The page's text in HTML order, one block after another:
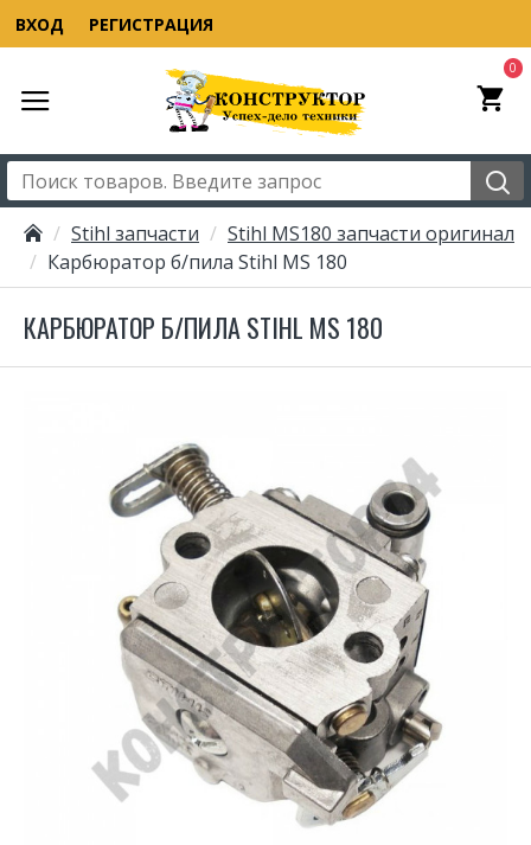
ВХОД РЕГИСТРАЦИЯ
0
Stihl запчасти
Stihl MS180 запчасти оригинал
Карбюратор б/пила Stihl MS 180
КАРБЮРАТОР Б/ПИЛА STIHL MS 180